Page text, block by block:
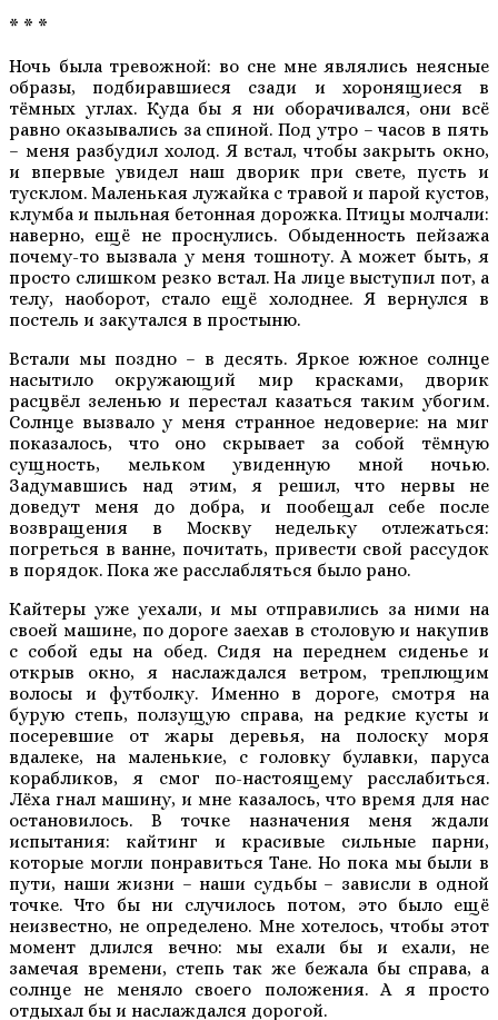
* * *
Ночь была тревожной: во сне мне являлись неясные
образы, подбиравшиеся сзади и хоронящиеся в
тёмных углах. Куда бы я ни оборачивался, они всё
равно оказывались за спиной. Под утро – часов в пять
– меня разбудил холод. Я встал, чтобы закрыть окно,
и впервые увидел наш дворик при свете, пусть и
тусклом. Маленькая лужайка с травой и парой кустов,
клумба и пыльная бетонная дорожка. Птицы молчали:
наверно, ещё не проснулись. Обыденность пейзажа
почему-то вызвала у меня тошноту. А может быть, я
просто слишком резко встал. На лице выступил пот, а
телу, наоборот, стало ещё холоднее. Я вернулся в
постель и закутался в простыню.
Встали мы поздно – в десять. Яркое южное солнце
насытило окружающий мир красками, дворик
расцвёл зеленью и перестал казаться таким убогим.
Солнце вызвало у меня странное недоверие: на миг
показалось, что оно скрывает за собой тёмную
сущность, мельком увиденную мной ночью.
Задумавшись над этим, я решил, что нервы не
доведут меня до добра, и пообещал себе после
возвращения в Москву недельку отлежаться:
погреться в ванне, почитать, привести свой рассудок
в порядок. Пока же расслабляться было рано.
Кайтеры уже уехали, и мы отправились за ними на
своей машине, по дороге заехав в столовую и накупив
с собой еды на обед. Сидя на переднем сиденье и
открыв окно, я наслаждался ветром, треплющим
волосы и футболку. Именно в дороге, смотря на
бурую степь, ползущую справа, на редкие кусты и
посеревшие от жары деревья, на полоску моря
вдалеке, на маленькие, с головку булавки, паруса
корабликов, я смог по-настоящему расслабиться.
Лёха гнал машину, и мне казалось, что время для нас
остановилось. В точке назначения меня ждали
испытания: кайтинг и красивые сильные парни,
которые могли понравиться Тане. Но пока мы были в
пути, наши жизни – наши судьбы – зависли в одной
точке. Что бы ни случилось потом, это было ещё
неизвестно, не определено. Мне хотелось, чтобы этот
момент длился вечно: мы ехали бы и ехали, не
замечая времени, степь так же бежала бы справа, а
солнце не меняло своего положения. А я просто
отдыхал бы и наслаждался дорогой.